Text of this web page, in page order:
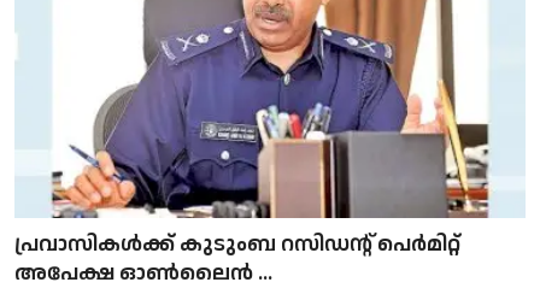
പ്രവാസികള്‍ക്ക് കുടുംബ റസിഡന്റ് പെർമിറ്റ്
അപേക്ഷ ഓൺലൈൻ ...